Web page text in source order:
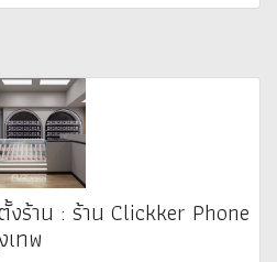
ร้าน : ร้าน Clickker Phone
เทพ